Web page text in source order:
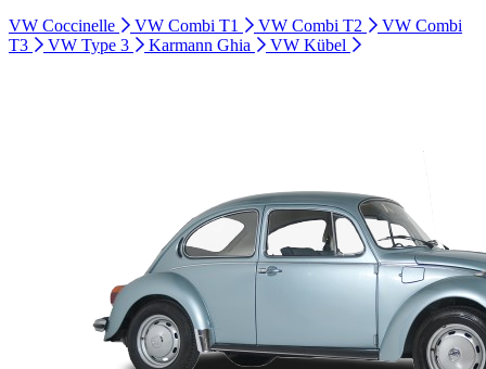
VW Coccinelle
VW Combi T1 VW Combi T2
VW Combi
T3
VW Type 3 Karmann Ghia VW Kübel